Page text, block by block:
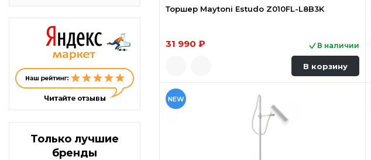
Только лучшие
бренды
Торшер Maytoni Estudo Z010FL-L8B3K
31 990 ₽ В наличии
В корзину
NEW